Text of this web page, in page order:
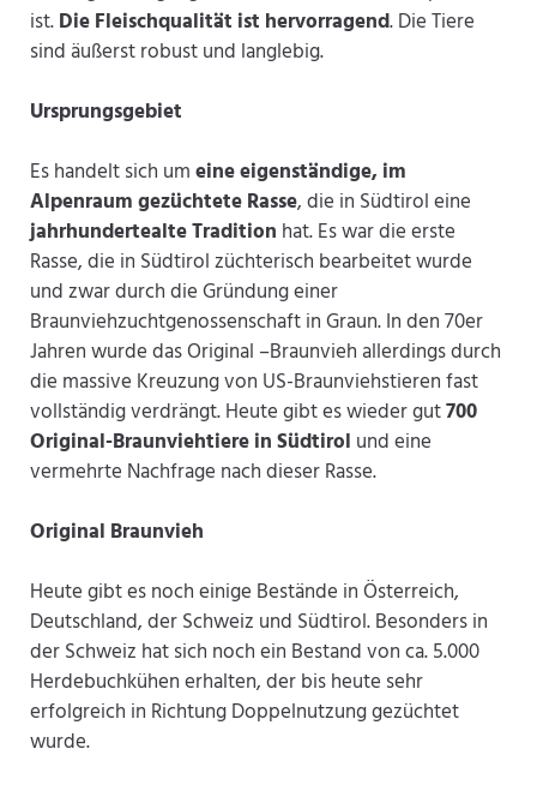
ist.Die Fleischqualität ist hervorragend. Die Tiere
sind äußerst robust und langlebig.
Ursprungsgebiet
Es handelt sich umeine eigenständige, im
Alpenraum gezüchtete Rasse, die in Südtirol eine
jahrhundertealte Tradition hat. Es war die erste
Rasse, die in Südtirol züchterisch bearbeitet wurde
und zwar durch die Gründung einer
Braunviehzuchtgenossenschaft in Graun. In den 70er
Jahren wurde das Original –Braunvieh allerdings durch
die massive Kreuzung von US-Braunviehstieren fast
vollständig verdrängt. Heute gibt es wieder gut700
Original-Braunviehtiere in Südtirol und eine
vermehrte Nachfrage nach dieser Rasse.
Original Braunvieh
Heute gibt es noch einige Bestände in Österreich,
Deutschland, der Schweiz und Südtirol. Besonders in
der Schweiz hat sich noch ein Bestand von ca. 5.000
Herdebuchkühen erhalten, der bis heute sehr
erfolgreich in Richtung Doppelnutzung gezüchtet
wurde.